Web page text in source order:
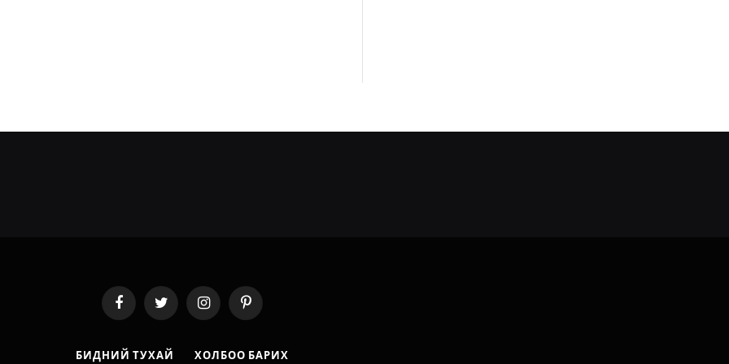
FacebookTwitter InstagramPinterest
БИДНИЙ ТУХАЙ ХОЛБОО БАРИХ